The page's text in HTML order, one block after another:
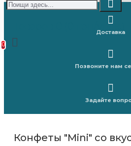
Товаров 0 (0 грн/упак.)
0
Доставка
Позвоните нам
Задайте
Конфеты "Mini" со